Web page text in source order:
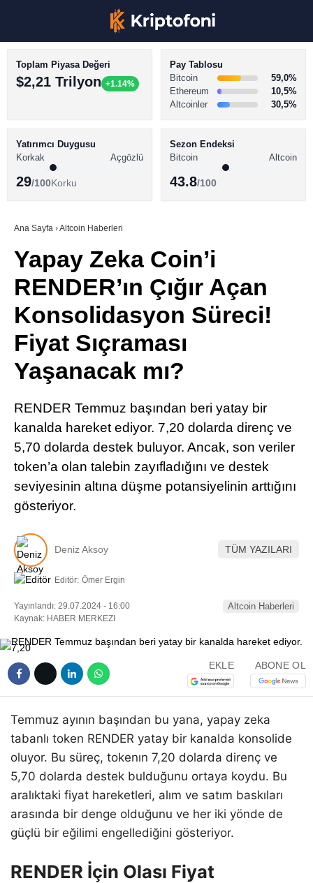
Youtube
TikTok
Telegram
BİTCOİN HABERLERİ
ALTCOİN HABERLERİ
SÖZLÜK
Toplam Piyasa Değeri
$2,21 Trilyon +1.14%
Pay Tablosu
Bitcoin
59,0%
Ethereum
10,5%
Altcoinler
30,5%
Yatırımcı Duygusu
Korkak
Açgözlü
29/100Korku
Sezon Endeksi
Bitcoin
Altcoin
43.8/100
Ana Sayfa ›Altcoin Haberleri
Yapay Zeka Coin’i
RENDER’ın Çığır Açan
Konsolidasyon Süreci!
Fiyat Sıçraması
Yaşanacak mı?
RENDER Temmuz başından beri yatay bir
kanalda hareket ediyor. 7,20 dolarda direnç ve
5,70 dolarda destek buluyor. Ancak, son veriler
token’a olan talebin zayıfladığını ve destek
seviyesinin altına düşme potansiyelinin arttığını
gösteriyor.
Deniz Aksoy TÜM YAZILARI
Editör: Ömer Ergin
Yayınlandı: 29.07.2024 - 16:00
Kaynak: HABER MERKEZI
Altcoin Haberleri
EKLE ABONE OL
Temmuz ayının başından bu yana, yapay zeka
tabanlı token RENDER yatay bir kanalda konsolide
oluyor. Bu süreç, tokenın 7,20 dolarda direnç ve
5,70 dolarda destek bulduğunu ortaya koydu. Bu
aralıktaki fiyat hareketleri, alım ve satım baskıları
arasında bir denge olduğunu ve her iki yönde de
güçlü bir eğilimi engellediğini gösteriyor.
RENDER İçin Olası Fiyat